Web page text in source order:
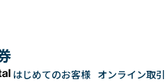
はじめてのお客様 オンライン取引